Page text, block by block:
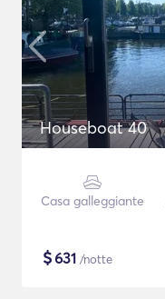
Houseboat 40
Casa galleggiante
$631 /notte